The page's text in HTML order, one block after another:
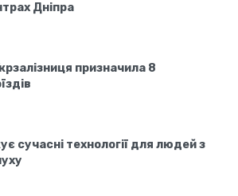
Дніпра
призначила 8
сучасні технології для людей з